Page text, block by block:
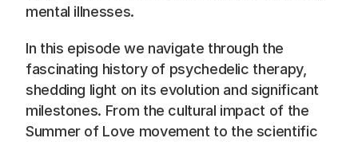
Blog
Careers
mental illnesses.
In this episode we navigate through the
fascinating history of psychedelic therapy,
shedding light on its evolution and significant
milestones. From the cultural impact of the
Summer of Love movement to the scientific